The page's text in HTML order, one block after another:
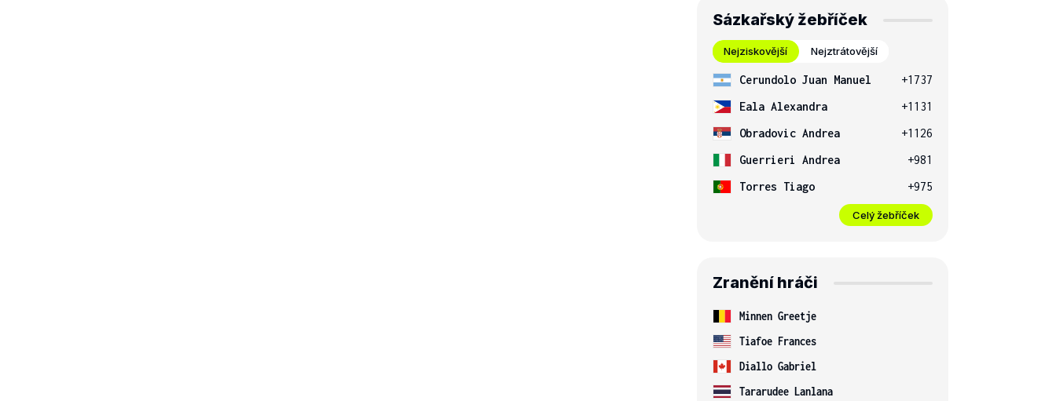
Sázkařský žebříček
Nejziskovější Nejztrátovější
Cerundolo Juan Manuel
+1737
Eala Alexandra
+1131
Obradovic Andrea
+1126
Guerrieri Andrea
+981
Torres Tiago
+975
Celý žebříček
Zranění hráči
Minnen Greetje
Tiafoe Frances
Diallo Gabriel
Tararudee Lanlana